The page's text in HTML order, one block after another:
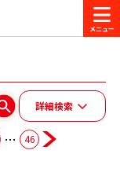
詳細検索
…
46